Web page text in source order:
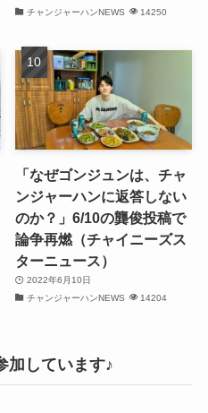
(31)
(32)
チャンジャーハンNEWS
14250
「なぜゴンジュンは、チャ
ンジャーハンに返答しない
のか？」6/10の龔俊投稿で
論争再燃（チャイニーズス
ターニュース）
2022年6月10日
チャンジャーハンNEWS
14204
加しています♪